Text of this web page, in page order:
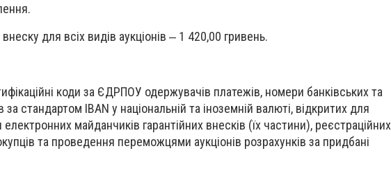
для всіх видів аукціонів ‒ 1 420,00 гривень.
коди за ЄДРПОУ одержувачів платежів, номери банківських та
за стандартом IBAN у національній та іноземній валюті, відкритих для
майданчиків гарантійних внесків (їх частини), реєстраційних
та проведення переможцями аукціонів розрахунків за придбані